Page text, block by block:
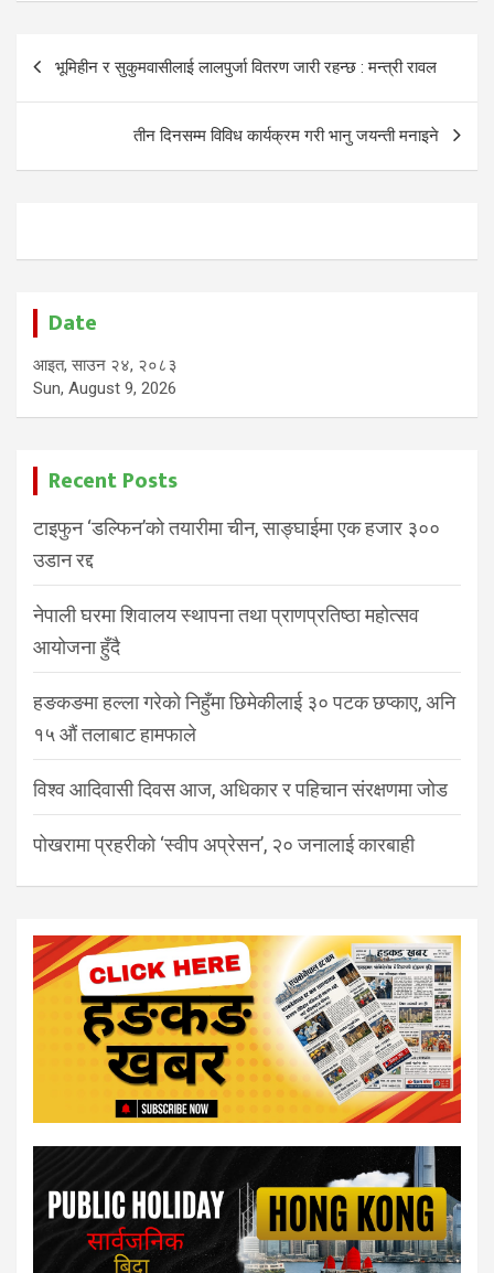
Post
navigation
भूमिहीन र सुकुमवासीलाई लालपुर्जा वितरण जारी रहन्छ : मन्त्री रावल
तीन दिनसम्म विविध कार्यक्रम गरी भानु जयन्ती मनाइने
Date
आइत, साउन २४, २०८३
Sun, August 9, 2026
Recent Posts
टाइफुन ‘डल्फिन’को तयारीमा चीन, साङ्घाईमा एक हजार ३००
उडान रद्द
नेपाली घरमा शिवालय स्थापना तथा प्राणप्रतिष्ठा महोत्सव
आयोजना हुँदै
हङकङमा हल्ला गरेको निहुँमा छिमेकीलाई ३० पटक छप्काए, अनि
१५ औं तलाबाट हामफाले
विश्व आदिवासी दिवस आज, अधिकार र पहिचान संरक्षणमा जोड
पोखरामा प्रहरीको ‘स्वीप अप्रेसन’, २० जनालाई कारबाही